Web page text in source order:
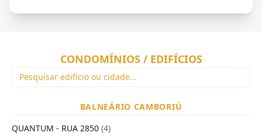
CONDOMÍNIOS / EDIFÍCIOS
BALNEÁRIO CAMBORIÚ
QUANTUM - RUA 2850 (4)